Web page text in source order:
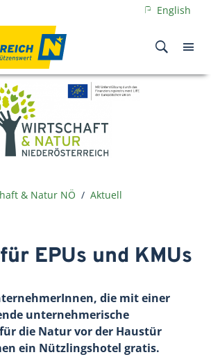
English
& Natur NÖ Aktuell
EPUs und KMUs
die mit einer
unternehmerische
die Natur vor der Haustür
ein Nützlingshotel gratis.